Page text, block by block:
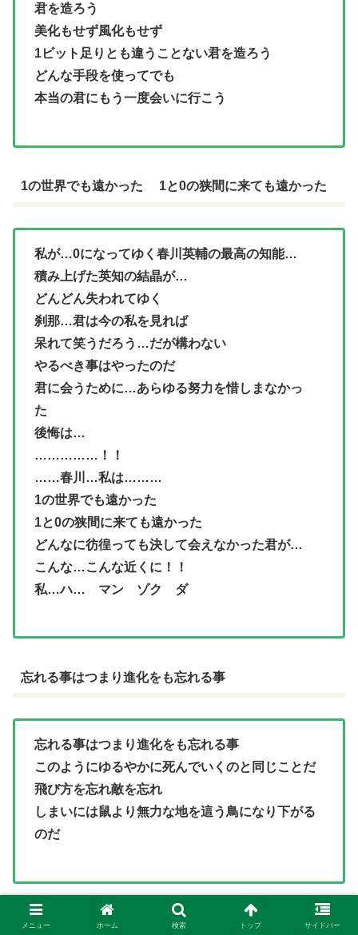
君を造ろう
美化もせず風化もせず
1ビット足りとも違うことない君を造ろう
どんな手段を使ってでも
本当の君にもう一度会いに行こう
1の世界でも遠かった 1と0の狭間に来ても遠かった
私が…0になってゆく春川英輔の最高の知能…
積み上げた英知の結晶が…
どんどん失われてゆく
刹那…君は今の私を見れば
呆れて笑うだろう…だが構わない
やるべき事はやったのだ
君に会うために…あらゆる努力を惜しまなかっ
た
後悔は…
……………！！
……春川…私は………
1の世界でも遠かった
1と0の狭間に来ても遠かった
どんなに彷徨っても決して会えなかった君が…
こんな…こんな近くに！！
私…ハ… マン ゾク ダ
忘れる事はつまり進化をも忘れる事
忘れる事はつまり進化をも忘れる事
このようにゆるやかに死んでいくのと同じことだ
飛び方を忘れ敵を忘れ
しまいには鼠より無力な地を這う鳥になり下がる
のだ
忘れるなヤコ
メニュー ホーム 検索 トップ サイドバー